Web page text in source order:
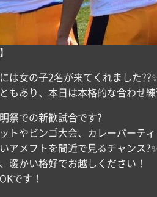
は女の子2名が来てくれました
もあり、本日は本格的な合わせ練
祭での新歓試合です?
トやビンゴ大会、カレーパーテ
アメフトを間近で見るチャンス
暖かい格好でお越しください！
です！